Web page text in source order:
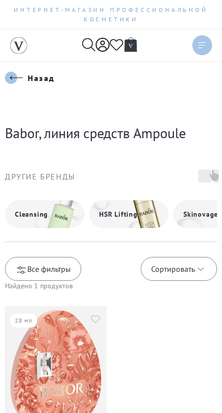
ИНТЕРНЕТ-МАГАЗИН ПРОФЕССИОНАЛЬНОЙ
КОСМЕТИКИ
Назад
Babor, линия средств Ampoule
ДРУГИЕ БРЕНДЫ
Cleansing HSR Lifting Skinovage
Все фильтры Сортировать
Новинки
Найдено 1 продуктов
28 мл